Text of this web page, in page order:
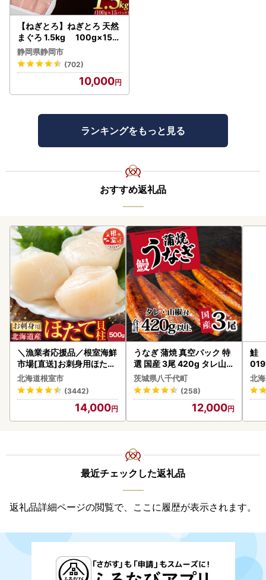
【ねぎとろ】ねぎとろ 天然
まぐろ 1.5kg 100g×15パ
ック
静岡県静岡市
(702)
10,000
ランキングをもっと見る
おすすめ返礼品
＼漁業者応援品／根室海鮮
市場[直送]お刺身用ほたて
貝柱500g A-28002
北海道根室市
(3442)
14,000
うなぎ 蒲焼 真空パック 特
選 国産 3尾 420g タレ山椒
付き うな重 ひつまぶし 訳
あり 茨城 ウナギ 鰻 個包装
人気 美味しい 小分け 八千
茨城県八千代町
(258)
12,000
鮭
北
最近チェックした返礼品
返礼品詳細ページの閲覧で、ここに履歴が表示されます。